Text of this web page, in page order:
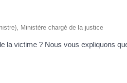
Ministère chargé de la justice
la victime ? Nous vous expliquons